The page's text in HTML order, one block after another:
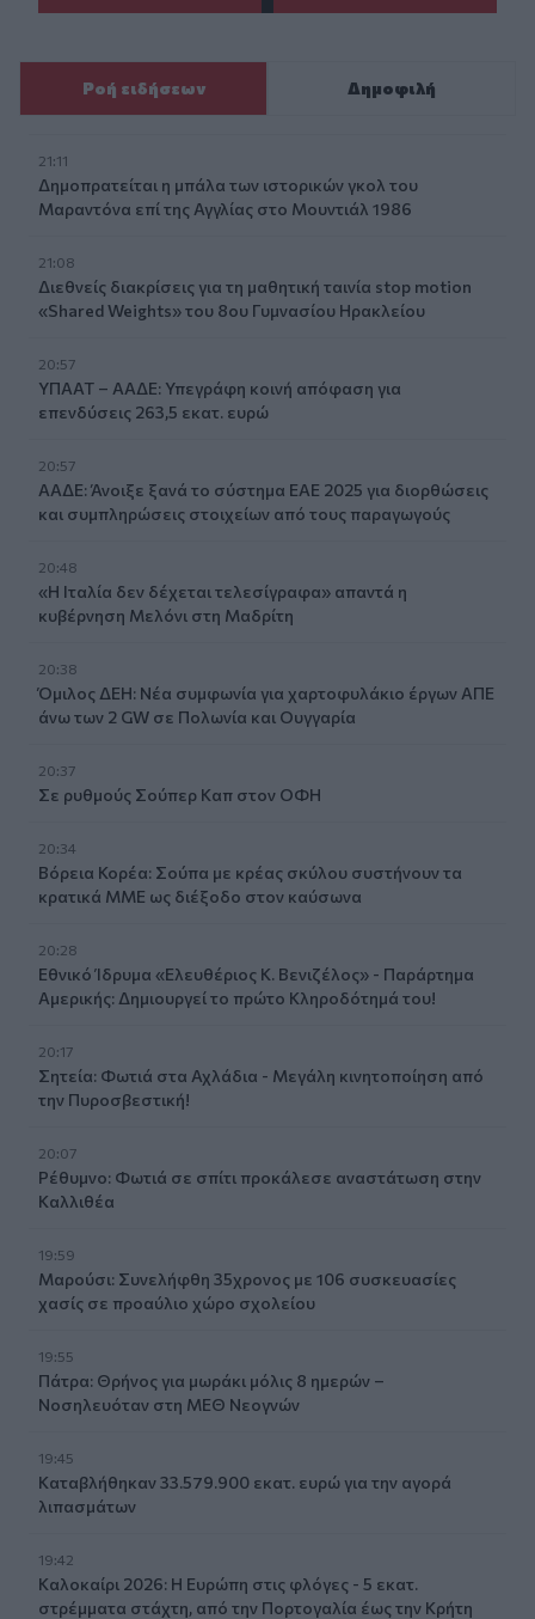
Ροή ειδήσεων Δημοφιλή
21:11
Δημοπρατείται η μπάλα των ιστορικών γκολ του
Μαραντόνα επί της Αγγλίας στο Μουντιάλ 1986
21:08
Διεθνείς διακρίσεις για τη μαθητική ταινία stop motion
«Shared Weights» του 8ου Γυμνασίου Ηρακλείου
20:57
ΥΠΑΑΤ – ΑΑΔΕ: Υπεγράφη κοινή απόφαση για
επενδύσεις 263,5 εκατ. ευρώ
20:57
ΑΑΔΕ: Άνοιξε ξανά το σύστημα ΕΑΕ 2025 για διορθώσεις
και συμπληρώσεις στοιχείων από τους παραγωγούς
20:48
«Η Ιταλία δεν δέχεται τελεσίγραφα» απαντά η
κυβέρνηση Μελόνι στη Μαδρίτη
20:38
Όμιλος ΔΕΗ: Νέα συμφωνία για χαρτοφυλάκιο έργων ΑΠΕ
άνω των 2 GW σε Πολωνία και Ουγγαρία
20:37
Σε ρυθμούς Σούπερ Καπ στον ΟΦΗ
20:34
Βόρεια Κορέα: Σούπα με κρέας σκύλου συστήνουν τα
κρατικά ΜΜΕ ως διέξοδο στον καύσωνα
20:28
Εθνικό Ίδρυμα «Ελευθέριος Κ. Βενιζέλος» - Παράρτημα
Αμερικής: Δημιουργεί το πρώτο Κληροδότημά του!
20:17
Σητεία: Φωτιά στα Αχλάδια - Μεγάλη κινητοποίηση από
την Πυροσβεστική!
20:07
Ρέθυμνο: Φωτιά σε σπίτι προκάλεσε αναστάτωση στην
Καλλιθέα
19:59
Μαρούσι: Συνελήφθη 35χρονος με 106 συσκευασίες
χασίς σε προαύλιο χώρο σχολείου
19:55
Πάτρα: Θρήνος για μωράκι μόλις 8 ημερών –
Νοσηλευόταν στη ΜΕΘ Νεογνών
19:45
Καταβλήθηκαν 33.579.900 εκατ. ευρώ για την αγορά
λιπασμάτων
19:42
Καλοκαίρι 2026: Η Ευρώπη στις φλόγες - 5 εκατ.
στρέμματα στάχτη, από την Πορτογαλία έως την Κρήτη